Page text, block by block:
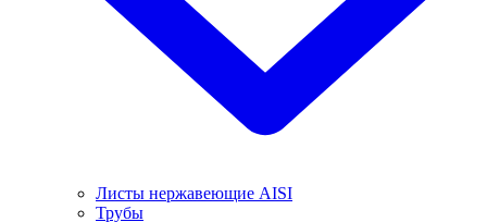
Листы нержавеющие AISI
Трубы